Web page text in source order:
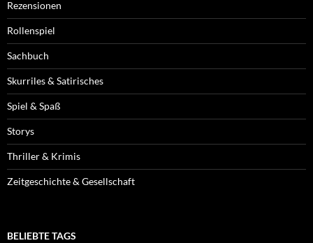
Rezensionen
Rollenspiel
Sachbuch
Skurriles & Satirisches
Spiel & Spaß
Storys
Thriller & Krimis
Zeitgeschichte & Gesellschaft
BELIEBTE TAGS